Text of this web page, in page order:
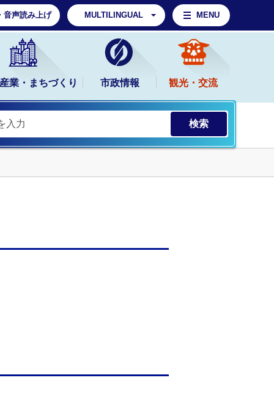
音声読み上げ MULTILINGUAL MENU
業・まちづくり 市政情報 観光・交流